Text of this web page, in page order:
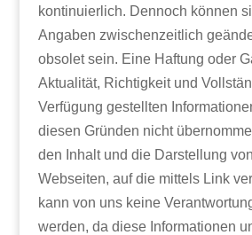
kontinuierlich. Dennoch können
Angaben zwischenzeitlich
obsolet sein. Eine Haftung oder
Aktualität, Richtigkeit und
Verfügung gestellten
diesen Gründen nicht
den Inhalt und die Darstellung
Webseiten, auf die mittels Link
kann von uns keine
werden, da diese Informationen